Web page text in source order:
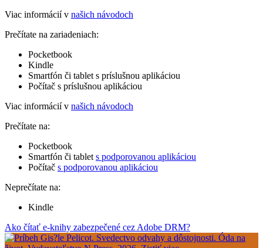
Viac informácií v našich návodoch
Prečítate na zariadeniach:
Pocketbook
Kindle
Smartfón či tablet s príslušnou aplikáciou
Počítač s príslušnou aplikáciou
Viac informácií v našich návodoch
Prečítate na:
Pocketbook
Smartfón či tablet s podporovanou aplikáciou
Počítač s podporovanou aplikáciou
Neprečítate na:
Kindle
Ako čítať e-knihy zabezpečené cez Adobe DRM?